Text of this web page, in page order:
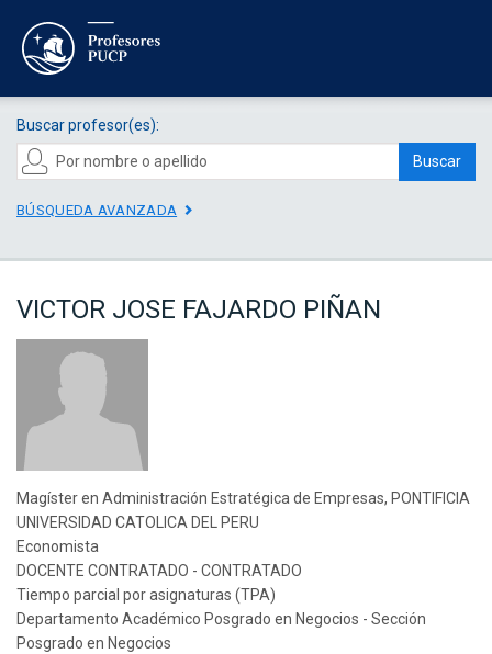
Buscar profesor(es):
Buscar
BÚSQUEDA AVANZADA
VICTOR JOSE FAJARDO PIÑAN
Magíster en Administración Estratégica de Empresas, PONTIFICIA
UNIVERSIDAD CATOLICA DEL PERU
Economista
DOCENTE CONTRATADO - CONTRATADO
Tiempo parcial por asignaturas (TPA)
Departamento Académico Posgrado en Negocios - Sección
Posgrado en Negocios